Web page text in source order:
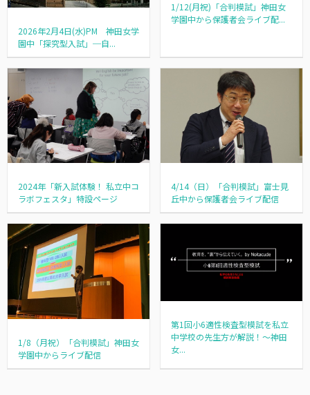
2026年2月4日(水)PM 神田女学
園中「探究型入試」─自...
1/12(月祝)「合判模試」神田女
学園中から保護者会ライブ配...
2024年「新入試体験！ 私立中コ
ラボフェスタ」特設ページ
4/14（日）「合判模試」富士見
丘中から保護者会ライブ配信
1/8（月祝）「合判模試」神田女
学園中からライブ配信
第1回小6適性検査型模試を私立
中学校の先生方が解説！～神田
女...